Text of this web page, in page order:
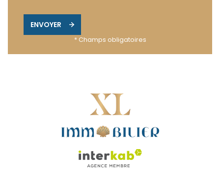
ENVOYER
* Champs obligatoires